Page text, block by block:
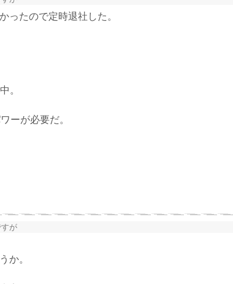
ったので定時退社した。
。
ーが必要だ。
が
か。